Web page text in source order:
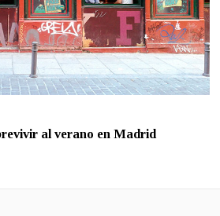
al verano en Madrid